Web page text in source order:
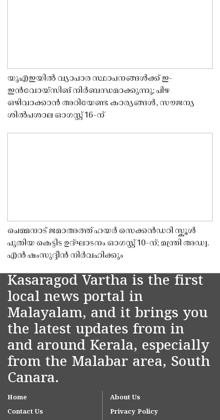
യുഎഇയിൽ വ്യാപാര സ്ഥാപനങ്ങൾക്ക് ഇ-
ഇൻവോയ്സിങ് നിർബന്ധമാക്കുന്നു; പിഴ
ഒഴിവാക്കാൻ അറിയേണ്ട കാര്യങ്ങൾ, സൗജന്യ
ശിൽപശാല ഓഗസ്റ്റ് 16-ന്
ചെമ്മനാട് ജമാഅത്ത് ഹയർ സെക്കൻഡറി സ്കൂൾ
പുതിയ കെട്ടിട ഉദ്ഘാടനം ഓഗസ്റ്റ് 10-ന്; മന്ത്രി അഡ്വ.
എൻ ഷംസുദ്ദീൻ നിർവഹിക്കും
Kasaragod Vartha is the first
local news portal in
Malayalam, and it brings you
the latest updates from in
and around Kerala, especially
from the Malabar area, South
Canara.
Home
About Us
Contact Us
Privacy Policy